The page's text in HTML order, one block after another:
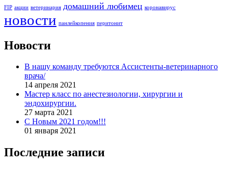
FIP акции ветеринария домашний любимец коронавирус
новости панлейкопения перитонит
Новости
В нашу команду требуются Ассистенты-ветеринарного
врача/
14 апреля 2021
Мастер класс по анестезиологии, хирургии и
эндохирургии.
27 марта 2021
С Новым 2021 годом!!!
01 января 2021
Последние записи